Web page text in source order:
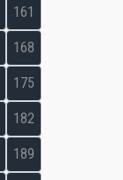
161
168
175
182
189